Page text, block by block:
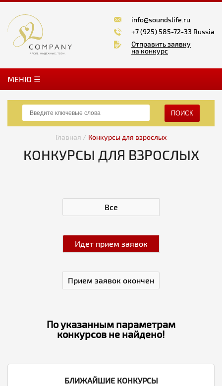
info@soundslife.ru
+7 (925) 585-72-33 Russia
Отправить заявку
на конкурс
MЕНЮ ☰
ПОИСК
Главная / Конкурсы для взрослых
КОНКУРСЫ ДЛЯ ВЗРОСЛЫХ
Все
Идет прием заявок
Прием заявок окончен
БЛИЖАЙШИЕ КОНКУРСЫ
По указанным параметрам
конкурсов не найдено!